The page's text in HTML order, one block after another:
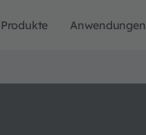
Produkte Anwendungen